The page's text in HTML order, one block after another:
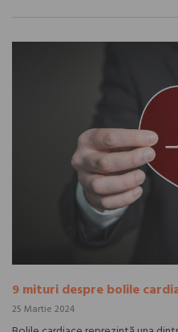
9 mituri despre bolile
25 Martie 2024